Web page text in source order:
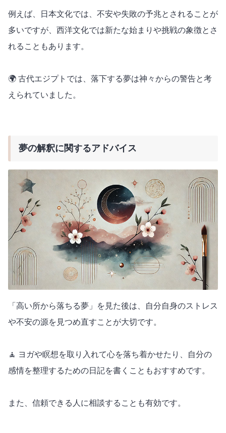
例えば、日本文化では、不安や失敗の予兆とされることが
多いですが、西洋文化では新たな始まりや挑戦の象徴とさ
れることもあります。
🌍 古代エジプトでは、落下する夢は神々からの警告と考
えられていました。
夢の解釈に関するアドバイス
「高い所から落ちる夢」を見た後は、自分自身のストレス
や不安の源を見つめ直すことが大切です。
🧘 ヨガや瞑想を取り入れて心を落ち着かせたり、自分の
感情を整理するための日記を書くこともおすすめです。
また、信頼できる人に相談することも有効です。